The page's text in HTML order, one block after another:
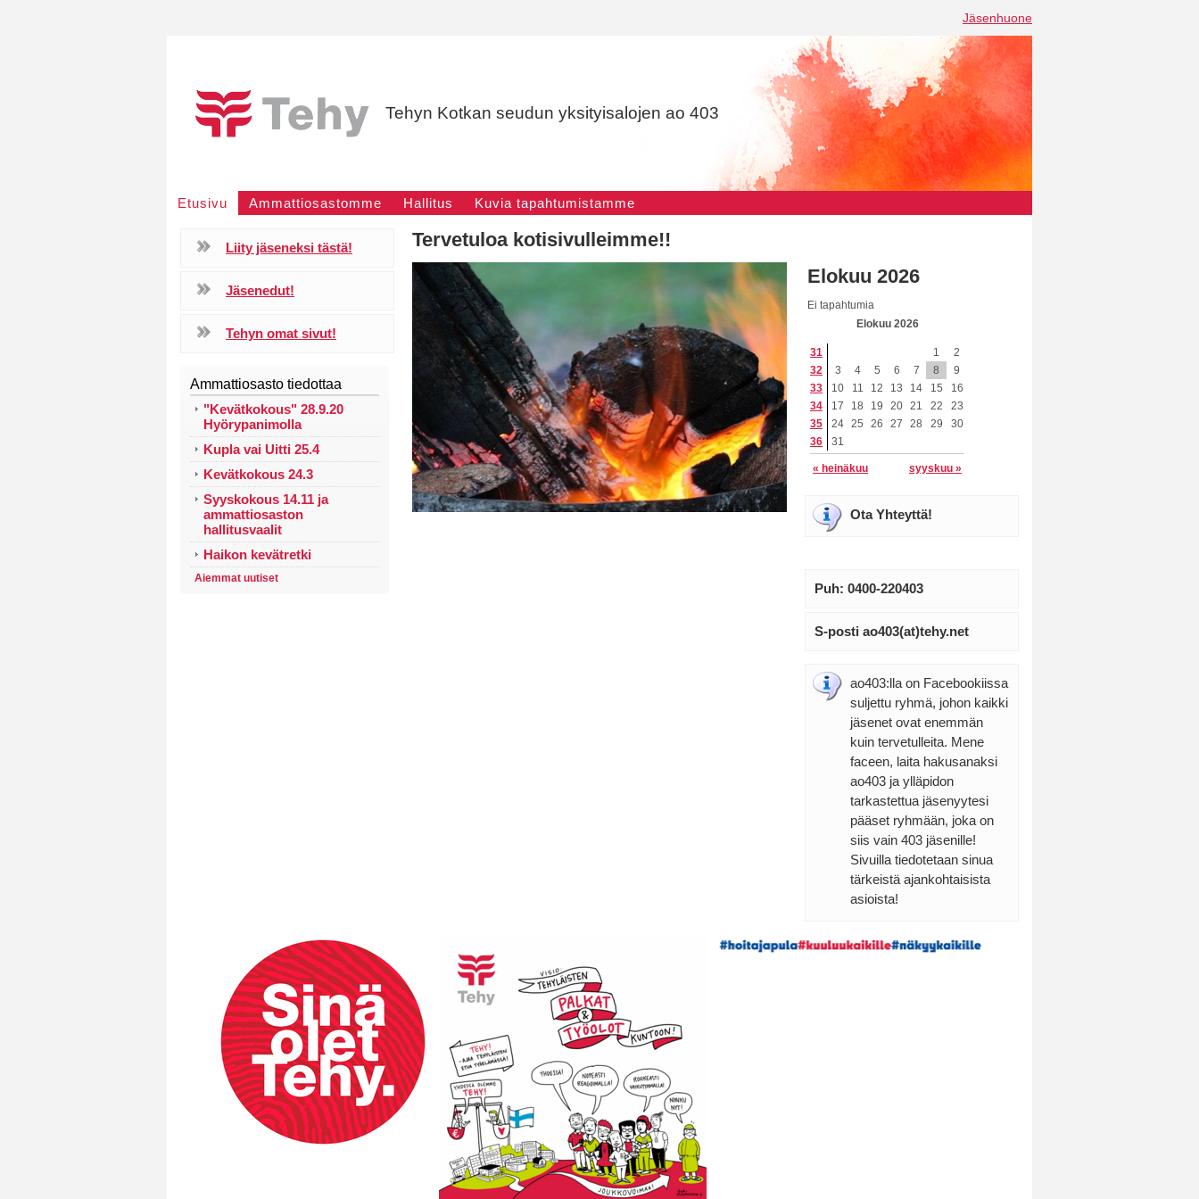
Jäsenhuone
Tehyn Kotkan seudun yksityisalojen ao 403
Etusivu Ammattiosastomme Hallitus Kuvia tapahtumistamme
Tervetuloa kotisivulleimme!!
Elokuu 2026
Ei tapahtumia
Elokuu 2026
31 1
2
32
3 4 5 6 7 8
9
33
10 11 12 13 14 15
16
34
17 18 19 20 21 22
23
35
24 25 26 27 28 29
30
36
31
« heinäkuu syyskuu »
Ota Yhteyttä!
Puh: 0400-220403
S-posti ao403(at)tehy.net
ao403:lla on Facebookiissa
suljettu ryhmä, johon kaikki
jäsenet ovat enemmän
kuin tervetulleita. Mene
faceen, laita hakusanaksi
ao403 ja ylläpidon
tarkastettua jäsenyytesi
pääset ryhmään, joka on
siis vain 403 jäsenille!
Sivuilla tiedotetaan sinua
tärkeistä ajankohtaisista
asioista!
Liity jäseneksi tästä!
Jäsenedut!
Tehyn omat sivut!
Ammattiosasto tiedottaa
"Kevätkokous" 28.9.20
Hyörypanimolla
Kupla vai Uitti 25.4
Kevätkokous 24.3
Syyskokous 14.11 ja
ammattiosaston
hallitusvaalit
Haikon kevätretki
Aiemmat uutiset